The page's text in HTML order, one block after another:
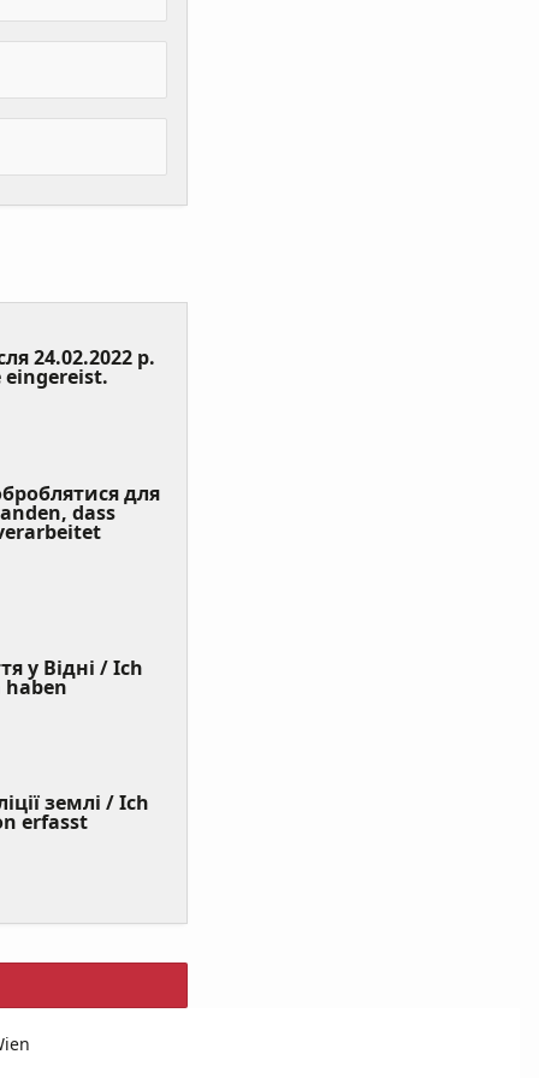
24.02.2022 р.
eingereist. (Value
для
dass
у Відні / Ich
(Value
землі / Ich
erfasst